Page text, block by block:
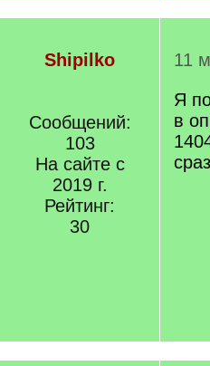
Shipilko
Сообщений:
103
На сайте с
2019 г.
Рейтинг:
30
11
Я
в